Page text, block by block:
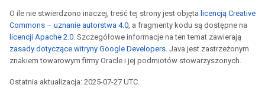
O ile nie stwierdzono inaczej, treść tej strony jest objęta licencją Creative
Commons – uznanie autorstwa 4.0, a fragmenty kodu są dostępne na
licencji Apache 2.0. Szczegółowe informacje na ten temat zawierają
zasady dotyczące witryny Google Developers. Java jest zastrzeżonym
znakiem towarowym firmy Oracle i jej podmiotów stowarzyszonych.
Ostatnia aktualizacja: 2025-07-27 UTC.